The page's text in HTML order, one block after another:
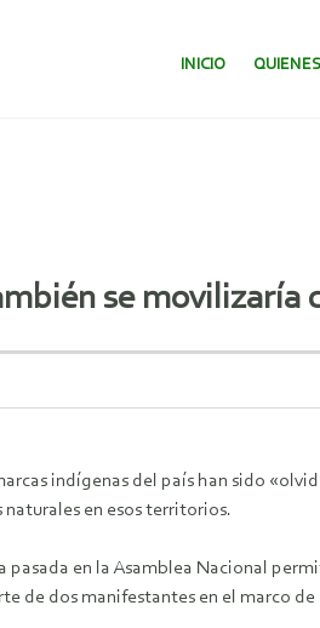
SALTAR AL
INICIO
se movilizaría
indígenas del país han sido
en esos territorios.
en la Asamblea Nacional
de dos manifestantes en el marco